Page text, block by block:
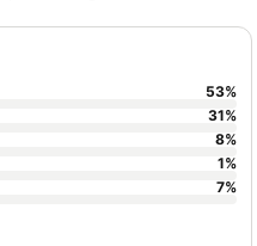
53%
31%
8%
1%
7%